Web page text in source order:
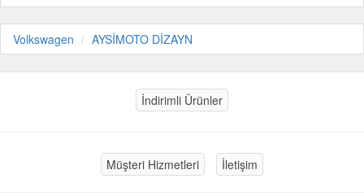
Volkswagen AYSİMOTO DİZAYN
İndirimli Ürünler
Müşteri Hizmetleri İletişim